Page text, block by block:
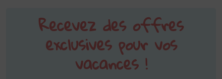
Recevez des offres
exclusives pour vos
vacances !